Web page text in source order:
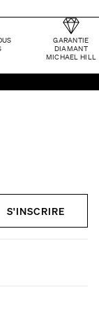
GARANTIE
DIAMANT
MICHAEL HILL
S'INSCRIRE